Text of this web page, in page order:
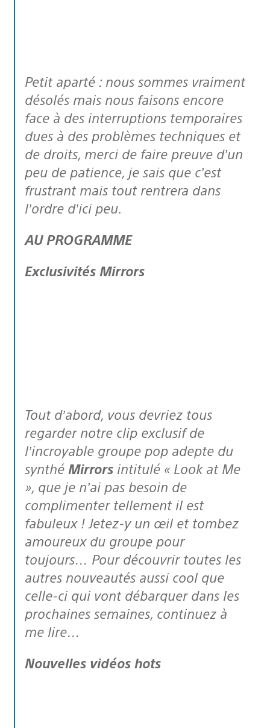
Petit aparté : nous sommes vraiment
désolés mais nous faisons encore
face à des interruptions temporaires
dues à des problèmes techniques et
de droits, merci de faire preuve d’un
peu de patience, je sais que c’est
frustrant mais tout rentrera dans
l’ordre d’ici peu.
AU PROGRAMME
Exclusivités Mirrors
Tout d’abord, vous devriez tous
regarder notre clip exclusif de
l’incroyable groupe pop adepte du
synthé Mirrors intitulé « Look at Me
», que je n’ai pas besoin de
complimenter tellement il est
fabuleux ! Jetez-y un œil et tombez
amoureux du groupe pour
toujours… Pour découvrir toutes les
autres nouveautés aussi cool que
celle-ci qui vont débarquer dans les
prochaines semaines, continuez à
me lire…
Nouvelles vidéos hots